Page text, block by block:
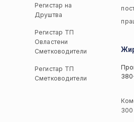
Регистар на
Друштва
Регистар ТП
Овластени
Сметководители
Регистар ТП
Сметководители
300